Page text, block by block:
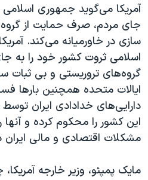
آمریکا می‌گوید جمهوری
جای مردم، صرف حمایت از
سازی در خاورمیانه می‌کند.
اسلامی ثروت کشور خود را به
گروه‌های تروریستی و بی ثبات
ایالات متحده همچنین بارها
دارایی‌های خدادادی ایران
این کشور را محکوم کرده و
مشکلات اقتصادی و مالی ایران
مایک پمپئو، وزیر خارجه